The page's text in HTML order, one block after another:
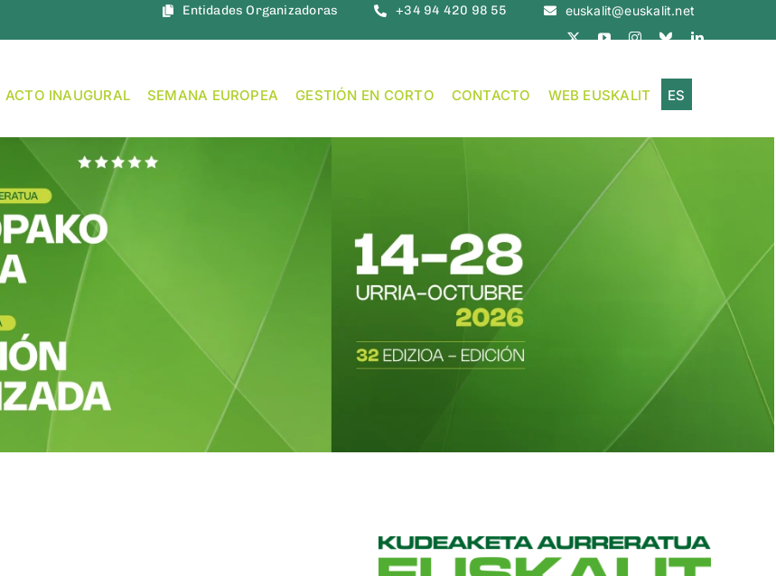
Entidades Organizadoras +34 94 420 98 55 euskalit@euskalit.net
ACTO INAUGURAL SEMANA EUROPEA GESTIÓN EN CORTO CONTACTO WEB EUSKALIT ES